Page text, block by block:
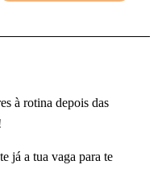
à rotina depois das
já a tua vaga para te